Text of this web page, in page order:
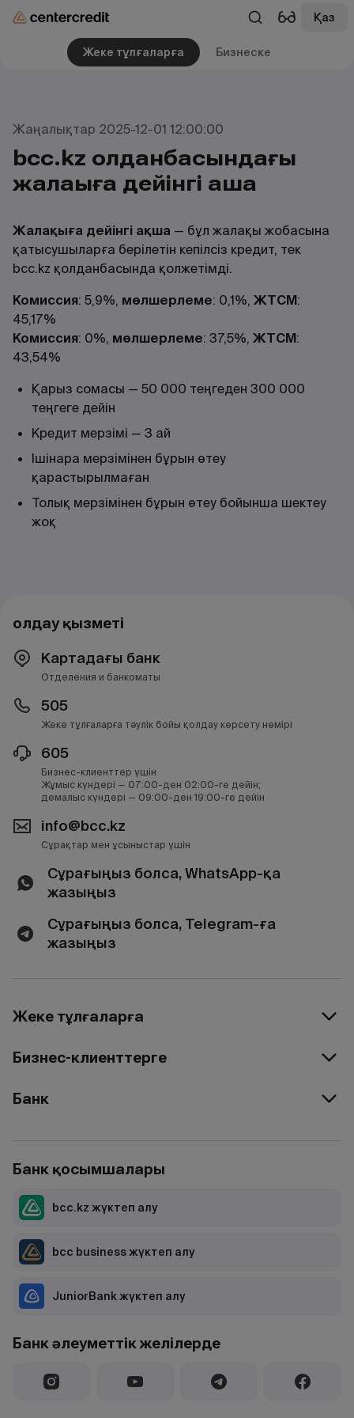
Қаз
Жеке тұлғаларға Бизнеске
Жаңалықтар 2025-12-01 12:00:00
bcc.kz қолданбасындағы
жалақыға дейінгі ақша
Жалақыға дейінгі ақша — бұл жалақы жобасына
қатысушыларға берілетін кепілсіз кредит, тек
bcc.kz қолданбасында қолжетімді.
Комиссия: 5,9%, мөлшерлеме: 0,1%, ЖТСМ:
45,17%
Комиссия: 0%, мөлшерлеме: 37,5%, ЖТСМ:
43,54%
Қарыз сомасы — 50 000 теңгеден 300 000
теңгеге дейін
Кредит мерзімі — 3 ай
Ішінара мерзімінен бұрын өтеу
қарастырылмаған
Толық мерзімінен бұрын өтеу бойынша шектеу
жоқ
Қолдау қызметі
Картадағы банк
Отделения и банкоматы
505
Жеке тұлғаларға тәулік бойы қолдау көрсету нөмірі
605
Бизнес-клиенттер үшін
Жұмыс күндері — 07:00-ден 02:00-ге дейін;
демалыс күндері — 09:00-ден 19:00-ге дейін
info@bcc.kz
Сұрақтар мен ұсыныстар үшін
Сұрағыңыз болса, WhatsApp-қа
жазыңыз
Сұрағыңыз болса, Telegram-ға
жазыңыз
Жеке тұлғаларға
Бизнес-клиенттерге
Банк
Банк әлеуметтік желілерде
Банк қосымшалары
bcc.kz жүктеп алу
bcc business жүктеп алу
JuniorBank жүктеп алу